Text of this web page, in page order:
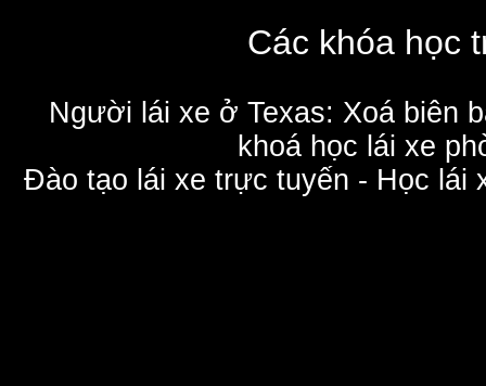
Các khóa học
Người lái xe ở Texas: Xoá biên
khoá học lái xe
Đào tạo lái xe trực tuyến - Học